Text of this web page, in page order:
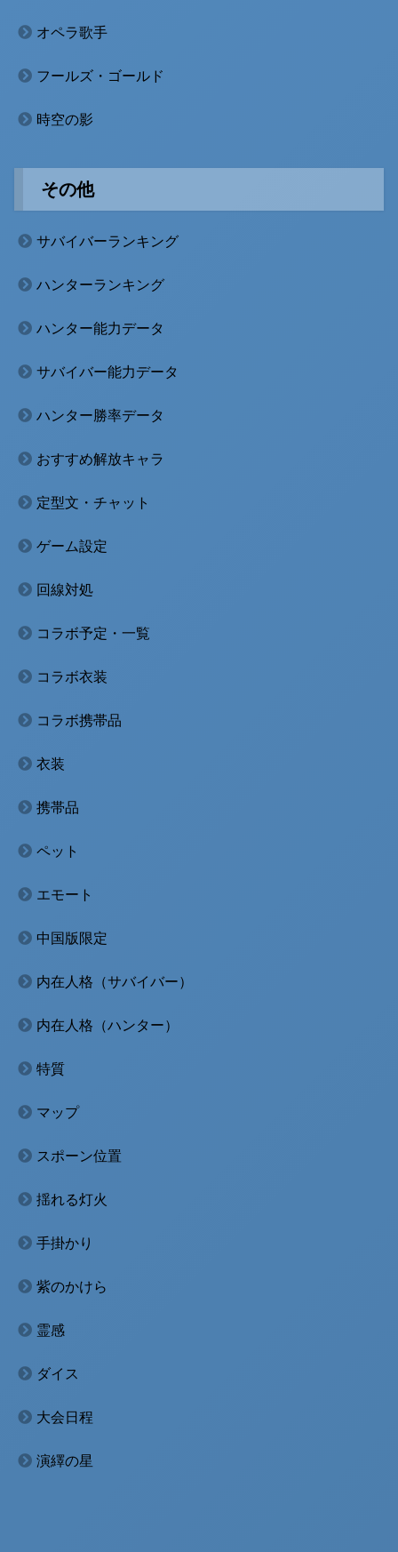
オペラ歌手
フールズ・ゴールド
時空の影
その他
サバイバーランキング
ハンターランキング
ハンター能力データ
サバイバー能力データ
ハンター勝率データ
おすすめ解放キャラ
定型文・チャット
ゲーム設定
回線対処
コラボ予定・一覧
コラボ衣装
コラボ携帯品
衣装
携帯品
ペット
エモート
中国版限定
内在人格（サバイバー）
内在人格（ハンター）
特質
マップ
スポーン位置
揺れる灯火
手掛かり
紫のかけら
霊感
ダイス
大会日程
演繹の星